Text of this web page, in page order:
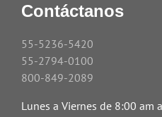
Contáctanos
55-5236-5420
55-2794-0100
800-849-2089
Lunes a Viernes de 8:00 am